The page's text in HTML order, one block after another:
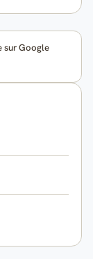
sur Google